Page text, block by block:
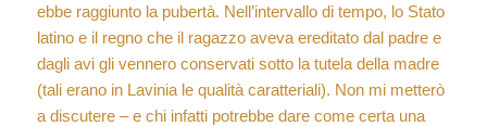
ebbe raggiunto la pubertà. Nell’intervallo di tempo, lo Stato
latino e il regno che il ragazzo aveva ereditato dal padre e
dagli avi gli vennero conservati sotto la tutela della madre
(tali erano in Lavinia le qualità caratteriali). Non mi metterò
a discutere – e chi infatti potrebbe dare come certa una